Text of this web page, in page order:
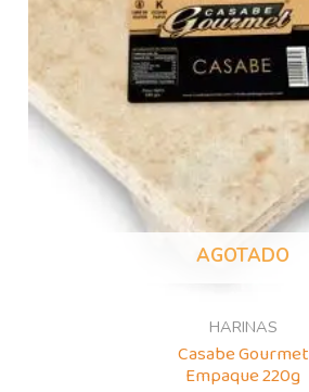
AGOTADO
HARINAS
Casabe Gourmet
Empaque 220g